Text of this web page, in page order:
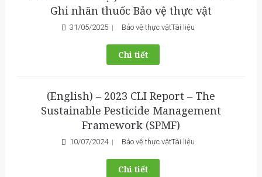
Ghi nhãn thuốc Bảo vệ thực vật
31/05/2025 Bảo vệ thực vậtTài liệu
Chi tiết
(English) – 2023 CLI Report – The
Sustainable Pesticide Management
Framework (SPMF)
10/07/2024 Bảo vệ thực vậtTài liệu
Chi tiết